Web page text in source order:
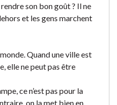
son bon goût ? Il ne
et les gens marchent
Quand une ville est
elle ne peut pas être
ce n’est pas pour la
on la met bien en